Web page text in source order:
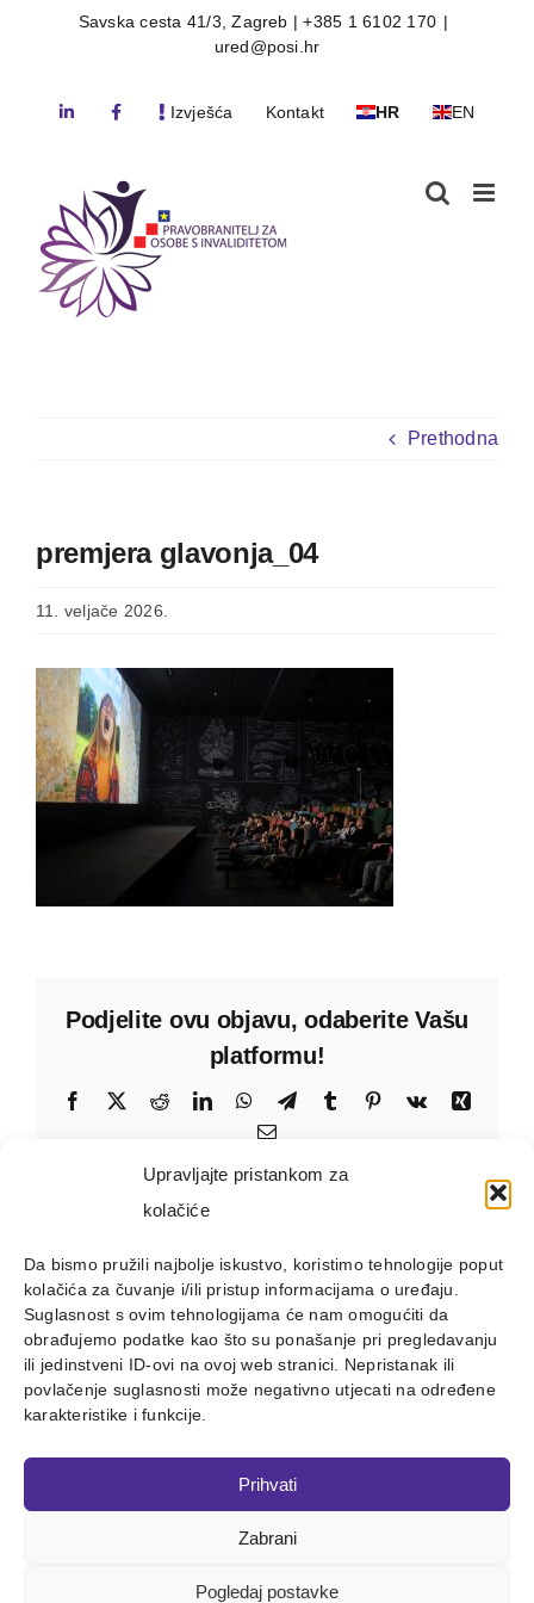
Upravljajte pristankom za
kolačiće
Da bismo pružili najbolje iskustvo, koristimo tehnologije poput
kolačića za čuvanje i/ili pristup informacijama o uređaju.
Suglasnost s ovim tehnologijama će nam omogućiti da
obrađujemo podatke kao što su ponašanje pri pregledavanju
ili jedinstveni ID-ovi na ovoj web stranici. Nepristanak ili
povlačenje suglasnosti može negativno utjecati na određene
karakteristike i funkcije.
Prihvati
Zabrani
Pogledaj postavke
Savska cesta 41/3, Zagreb | +385 1 6102 170 |
ured@posi.hr
Izvješća Kontakt HR EN
Prethodna
premjera glavonja_04
11. veljače 2026.
Podjelite ovu objavu, odaberite Vašu
platformu!
Facebook
X RedditLinkedInWhatsApp
TelegramTumblr Pinterest
Vk
Xing
Email:
| All Rights Reserved | Powered by